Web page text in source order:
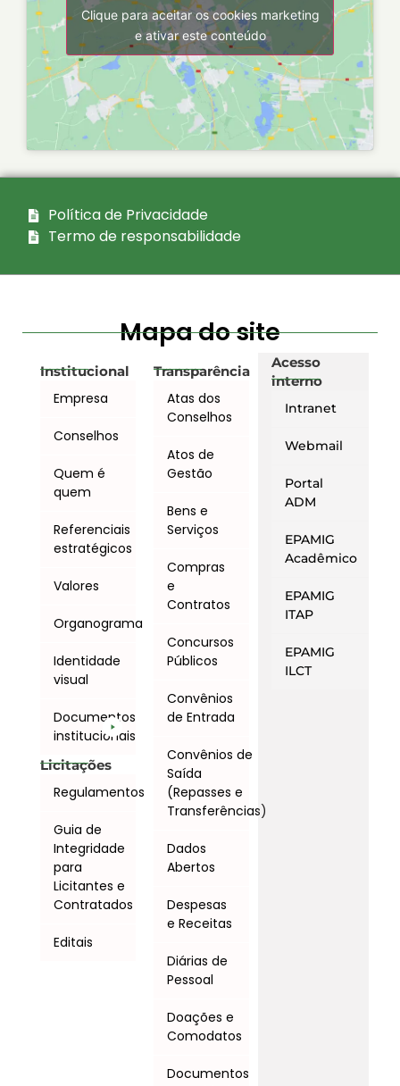
Clique para aceitar os cookies marketing
e ativar este conteúdo
Política de Privacidade
Termo de responsabilidade
Mapa do site
Institucional
Empresa
Conselhos
Quem é
quem
Referenciais
estratégicos
Valores
Organograma
Identidade
visual
Documentos
institucionais
Licitações
Regulamentos
Guia de
Integridade
para
Licitantes e
Contratados
Editais
Transparência
Atas dos
Conselhos
Atos de
Gestão
Bens e
Serviços
Compras
e
Contratos
Concursos
Públicos
Convênios
de Entrada
Convênios de
Saída
(Repasses e
Transferências)
Dados
Abertos
Despesas
e Receitas
Diárias de
Pessoal
Doações e
Comodatos
Documentos
Acesso
interno
Intranet
Webmail
Portal
ADM
EPAMIG
Acadêmico
EPAMIG
ITAP
EPAMIG
ILCT